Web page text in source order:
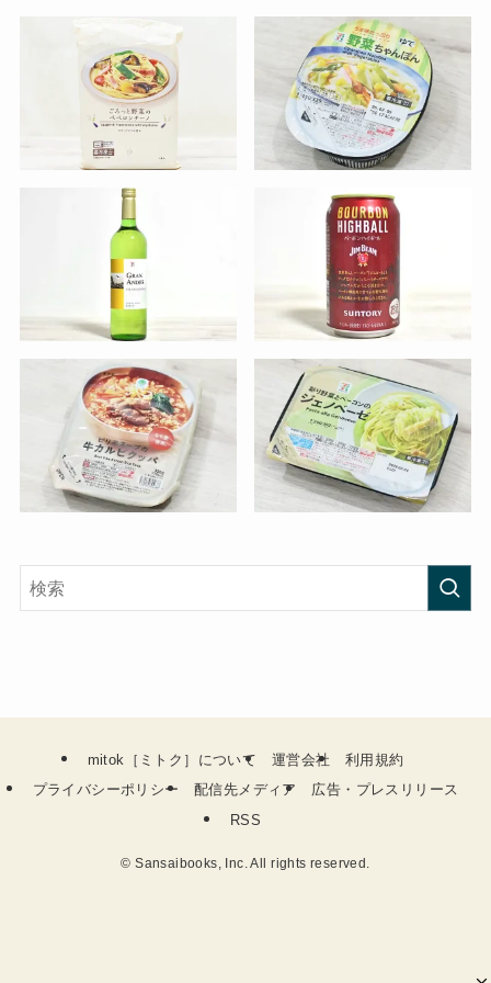
mitok［ミトク］について 運営会社
利用規約
プライバシーポリシー
配信先メディア
広告・プレスリリース
RSS
© Sansaibooks, Inc. All rights reserved.